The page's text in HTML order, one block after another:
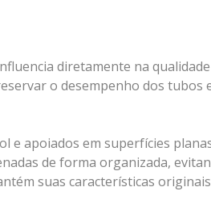
diretamente na
o desempenho dos tubos
e apoiados em superfícies
de forma organizada,
suas características